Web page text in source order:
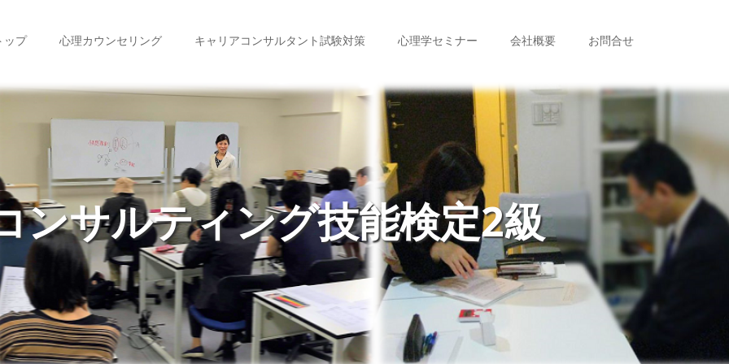
ップ 心理カウンセリング キャリアコンサルタント試験対策 心理学セミナー 会社概要 お問合せ
ンサルティング技能検定2級